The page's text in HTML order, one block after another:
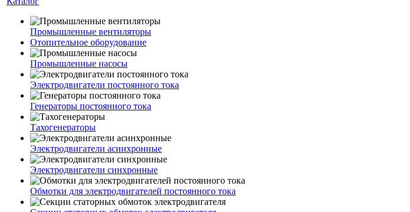
Промышленные вентиляторы
Отопительное оборудование
Промышленные насосы
Электродвигатели постоянного тока
Генераторы постоянного тока
Тахогенераторы
Электродвигатели асинхронные
Электродвигатели синхронные
Обмотки для электродвигателей постоянного тока